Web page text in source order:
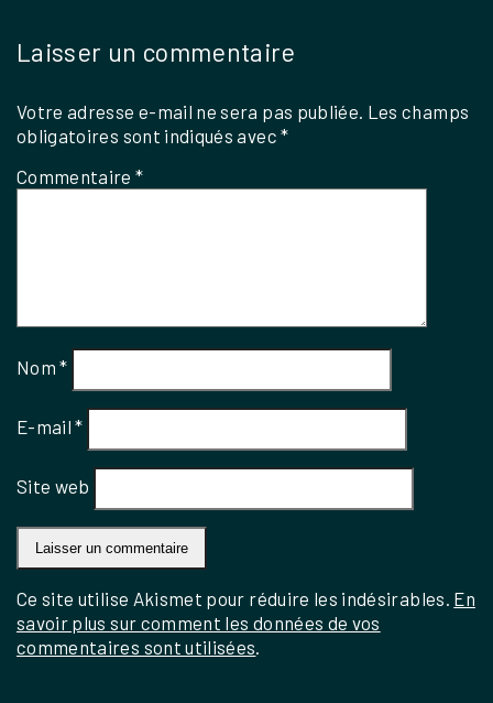
Laisser un commentaire
Votre adresse e-mail ne sera pas publiée. Les champs
obligatoires sont indiqués avec*
Commentaire*
Nom*
E-mail*
Site web
Ce site utilise Akismet pour réduire les indésirables. En
savoir plus sur comment les données de vos
commentaires sont utilisées